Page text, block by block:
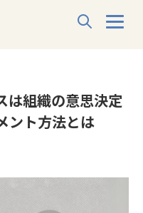
は組織の意思決定
ント方法とは